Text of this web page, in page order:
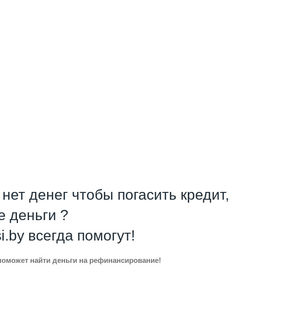
денег чтобы погасить кредит,
деньги ?
всегда помогут!
найти деньги на рефинансирование!